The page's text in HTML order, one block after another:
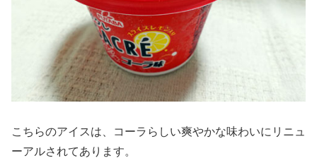
こちらのアイスは、コーラらしい爽やかな味わいにリニュ
ーアルされてあります。